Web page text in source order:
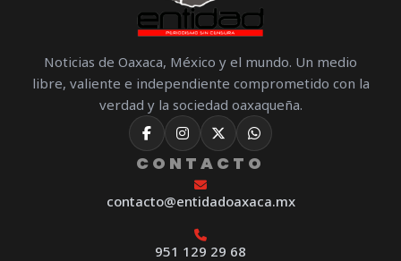
Noticias de Oaxaca, México y el mundo. Un medio
libre, valiente e independiente comprometido con la
verdad y la sociedad oaxaqueña.
CONTACTO
contacto@entidadoaxaca.mx
951 129 29 68